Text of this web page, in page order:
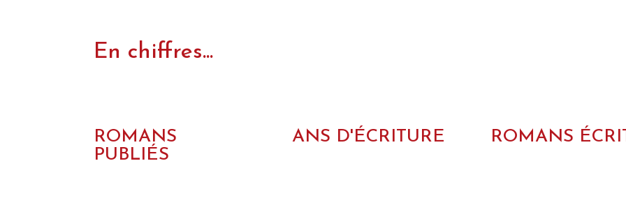
En chiffres...
ROMANS
PUBLIÉS
ANS D'ÉCRITURE ROMANS